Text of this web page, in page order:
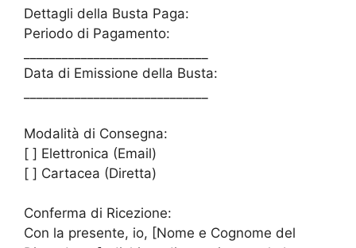
Dettagli della Busta Paga:
Periodo di Pagamento:
Data di Emissione della Busta:
Modalità di Consegna:
[ ] Elettronica (Email)
[ ] Cartacea (Diretta)
Conferma di Ricezione:
Con la presente, io, [Nome e Cognome del